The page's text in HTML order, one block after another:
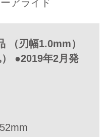
アライド
（刃幅1.0mm）
●2019年2月発